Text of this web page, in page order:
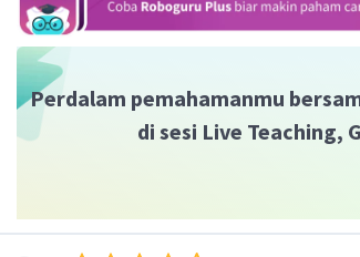
Perdalam pemahamanmu
di sesi Live Teaching,